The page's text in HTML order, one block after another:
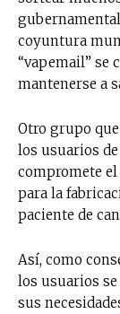
coyuntura
“vapemail” se
mantenerse a
Otro grupo
los usuarios
compromete
para la
paciente de
Así, como
los usuarios
sus